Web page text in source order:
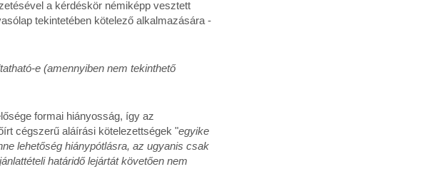
a kérdéskör némiképp vesztett
tekintetében kötelező alkalmazására -
e (amennyiben nem tekinthető
formai hiányosság, így az
cégszerű aláírási kötelezettségek "egyike
lehetőség hiánypótlásra, az ugyanis csak
határidő lejártát követően nem